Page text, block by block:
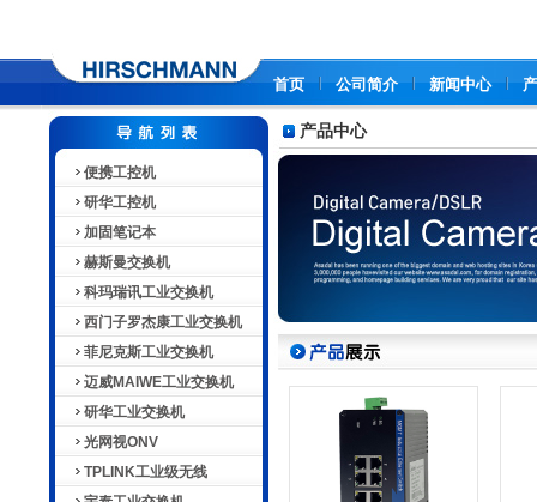
首页 公司简介 新闻中心
便携工控机
研华工控机
加固笔记本
赫斯曼交换机
科玛瑞讯工业交换机
西门子罗杰康工业交换机
菲尼克斯工业交换机
迈威MAIWE工业交换机
研华工业交换机
光网视ONV
TPLINK工业级无线
产品中心